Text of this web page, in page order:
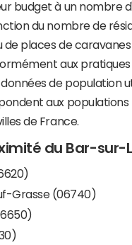
budget à un nombre
du nombre de
de places de
aux pratiques
données de population
aux populations
de France.
du Bar-sur-
Grasse (06740)